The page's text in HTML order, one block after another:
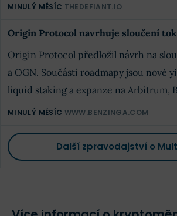
MINULÝ MĚSÍC THEDEFIANT.IO
Origin Protocol navrhuje sloučení
Origin Protocol předložil návrh na
a OGN. Součástí roadmapy jsou nové
liquid staking a expanze na Arbitrum,
MINULÝ MĚSÍC WWW.BENZINGA.COM
Další zpravodajství o